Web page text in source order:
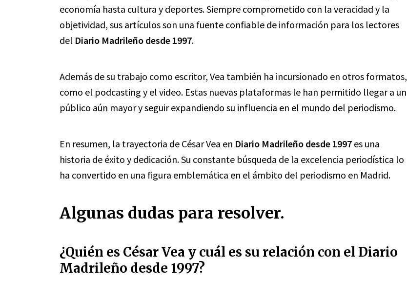
economía hasta cultura y deportes. Siempre comprometido con la veracidad y la
objetividad, sus artículos son una fuente confiable de información para los lectores
del Diario Madrileño desde 1997.
Además de su trabajo como escritor, Vea también ha incursionado en otros formatos,
como el podcasting y el video. Estas nuevas plataformas le han permitido llegar a un
público aún mayor y seguir expandiendo su influencia en el mundo del periodismo.
En resumen, la trayectoria de César Vea en Diario Madrileño desde 1997 es una
historia de éxito y dedicación. Su constante búsqueda de la excelencia periodística lo
ha convertido en una figura emblemática en el ámbito del periodismo en Madrid.
Algunas dudas para resolver.
¿Quién es César Vea y cuál es su relación con el Diario
Madrileño desde 1997?